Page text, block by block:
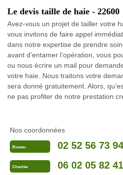
Le devis taille de haie - 22600
Avez-vous un projet de tailler votre
vous invitons de faire appel
dans notre expertise de prendre
avant d’entamer l’opération, vous
ou nous écrire un mail pour
votre haie. Nous traitons votre
sera donné gratuitement. Alors,
ne pas profiter de notre prestation
Nos coordonnées
Bureau 02 52 56 73 94
Chantier 06 02 05 82 41